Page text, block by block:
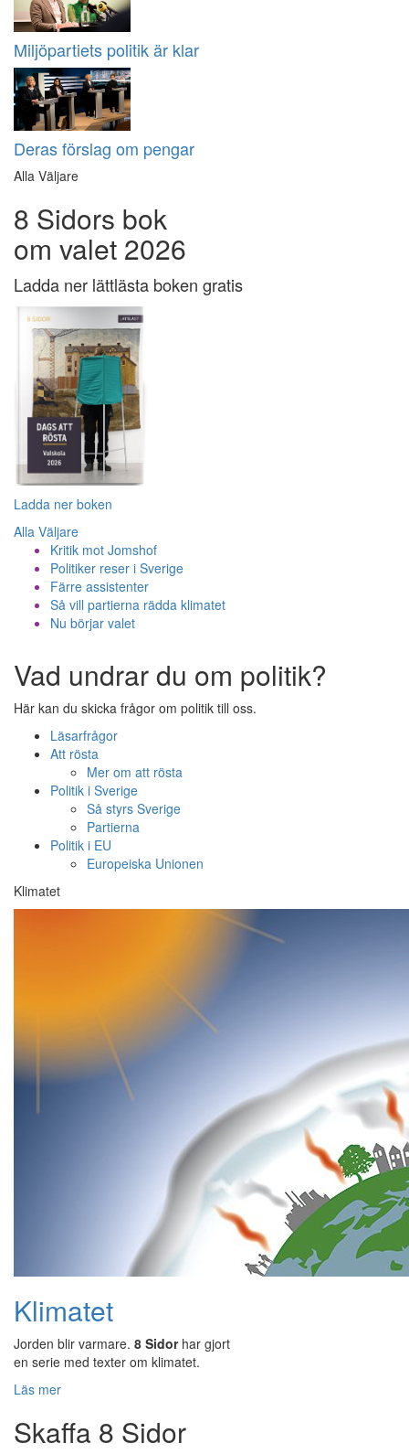
Miljöpartiets politik är klar
Deras förslag om pengar
Alla Väljare
8 Sidors bok
om valet 2026
Ladda ner lättlästa boken gratis
Ladda ner boken
Alla Väljare
Kritik mot Jomshof
Politiker reser i Sverige
Färre assistenter
Så vill partierna rädda klimatet
Nu börjar valet
Vad undrar du om politik?
Här kan du skicka frågor om politik till oss.
Läsarfrågor
Att rösta
Mer om att rösta
Politik i Sverige
Så styrs Sverige
Partierna
Politik i EU
Europeiska Unionen
Klimatet
Klimatet
Jorden blir varmare. 8 Sidorhar gjort
en serie med texter om klimatet.
Läs mer
Skaffa 8 Sidor